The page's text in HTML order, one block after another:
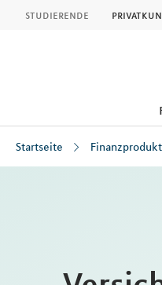
studierende
Startseite